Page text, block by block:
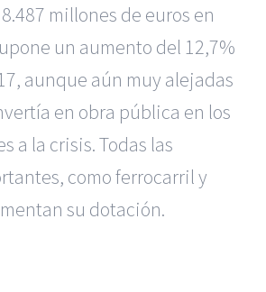
millones de euros en
un aumento del 12,7%
aunque aún muy alejadas
en obra pública en los
a la crisis. Todas las
como ferrocarril y
su dotación.